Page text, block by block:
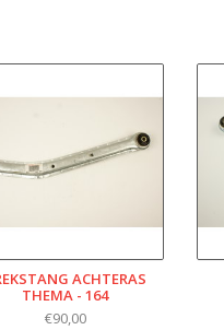
ACHTERAS
THEMA - 164
€90,00